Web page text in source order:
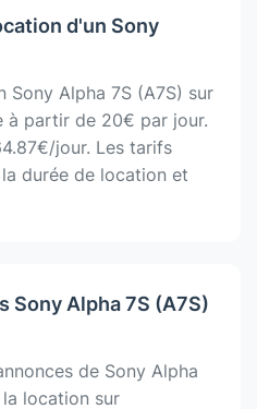
d'un Sony
Alpha 7S (A7S) sur
à partir de 20€ par jour.
jour. Les tarifs
durée de location et
Sony Alpha 7S (A7S)
de Sony Alpha
location sur